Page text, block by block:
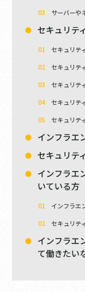
サーバーや
セキュリテ
セキュリテ
セキュリテ
セキュリテ
セキュリテ
セキュリテ
インフラエ
セキュリテ
インフラエ
いている方
インフラエ
セキュリテ
インフラエ
て働きたい